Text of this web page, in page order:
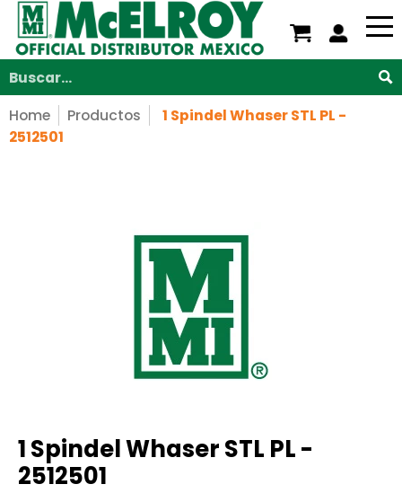
Saltar al contenido principal
Nosotros Servicios Productos Soporte
Buscar...
Home Productos
1 Spindel Whaser STL PL -
2512501
1 Spindel Whaser STL PL -
2512501